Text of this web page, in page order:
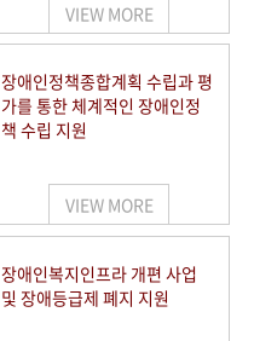
VIEW MORE
장애인정책종합계획 수립과 평
가를 통한 체계적인 장애인정
책 수립 지원
VIEW MORE
장애인복지인프라 개편 사업
및 장애등급제 폐지 지원